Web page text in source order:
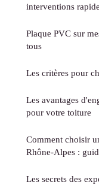
interventions
Plaque PVC sur
tous
Les critères pour
Les avantages
pour votre toiture
Comment choisir
Rhône-Alpes :
Les secrets des